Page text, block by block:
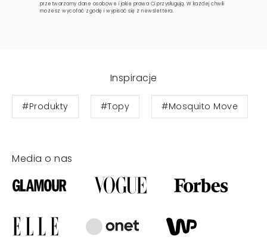
przetwarzamy dane osobowe i jakie prawa Ci przysługują. W każdej chwili
możesz wycofać zgodę i wypisać się z newslettera.
Inspiracje
#Produkty #Topy #Mosquito Move
Media o nas